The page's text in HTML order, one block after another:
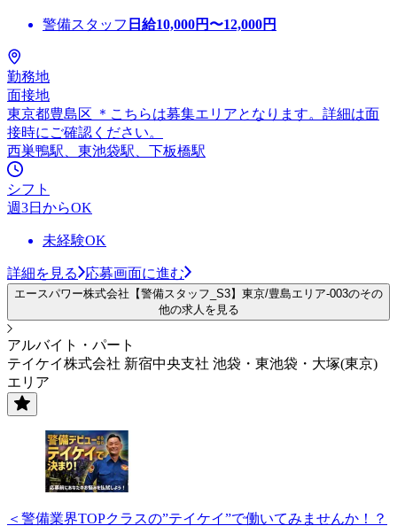
警備スタッフ 日給10,000円〜12,000円
勤務地
面接地
東京都豊島区 ＊こちらは募集エリアとなります。詳細は面
接時にご確認ください。
西巣鴨駅、東池袋駅、下板橋駅
シフト
週3日からOK
未経験OK
詳細を見る 応募画面に進む
エースパワー株式会社【警備スタッフ_S3】東京/豊島エリア-003のその
他の求人を見る
アルバイト・パート
テイケイ株式会社 新宿中央支社 池袋・東池袋・大塚(東京)
エリア
＜警備業界TOPクラスの”テイケイ”で働いてみませんか！？